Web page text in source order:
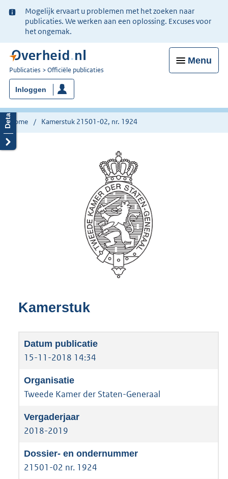
Ter
informatie:
Mogelijk ervaart u problemen met het zoeken naar
publicaties. We werken aan een oplossing. Excuses voor
het ongemak.
Menu
U
bent
nu
hier:
Publicaties Officiële publicaties
Inloggen
Home Kamerstuk 21501-02, nr. 1924
Kamerstuk
15-11-2018 14:34
Tweede Kamer der Staten-Generaal
2018-2019
21501-02 nr. 1924